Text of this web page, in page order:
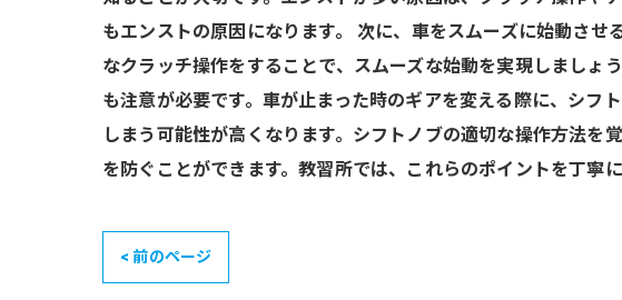
もエンストの原因になります。 次に、車をスムーズに始動さ
なクラッチ操作をすることで、スムーズな始動を実現しましょ
も注意が必要です。車が止まった時のギアを変える際に、シフ
しまう可能性が高くなります。シフトノブの適切な操作方法を
を防ぐことができます。教習所では、これらのポイントを丁寧
< 前のページ